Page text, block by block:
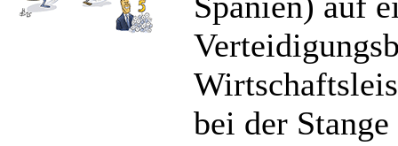
bei der